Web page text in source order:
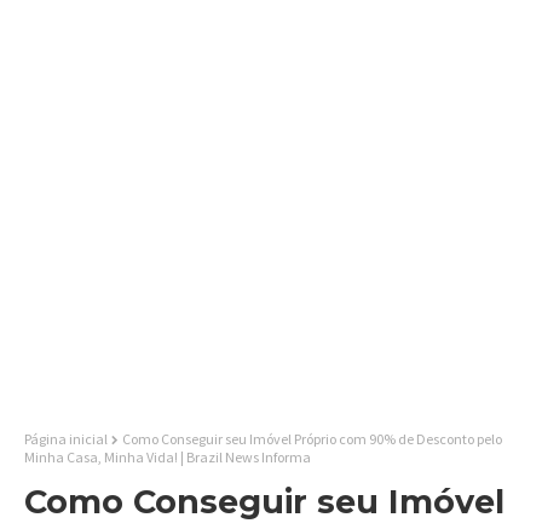
Página inicial
Como Conseguir seu Imóvel Próprio com 90% de Desconto pelo
Minha Casa, Minha Vida! | Brazil News Informa
Como Conseguir seu Imóvel